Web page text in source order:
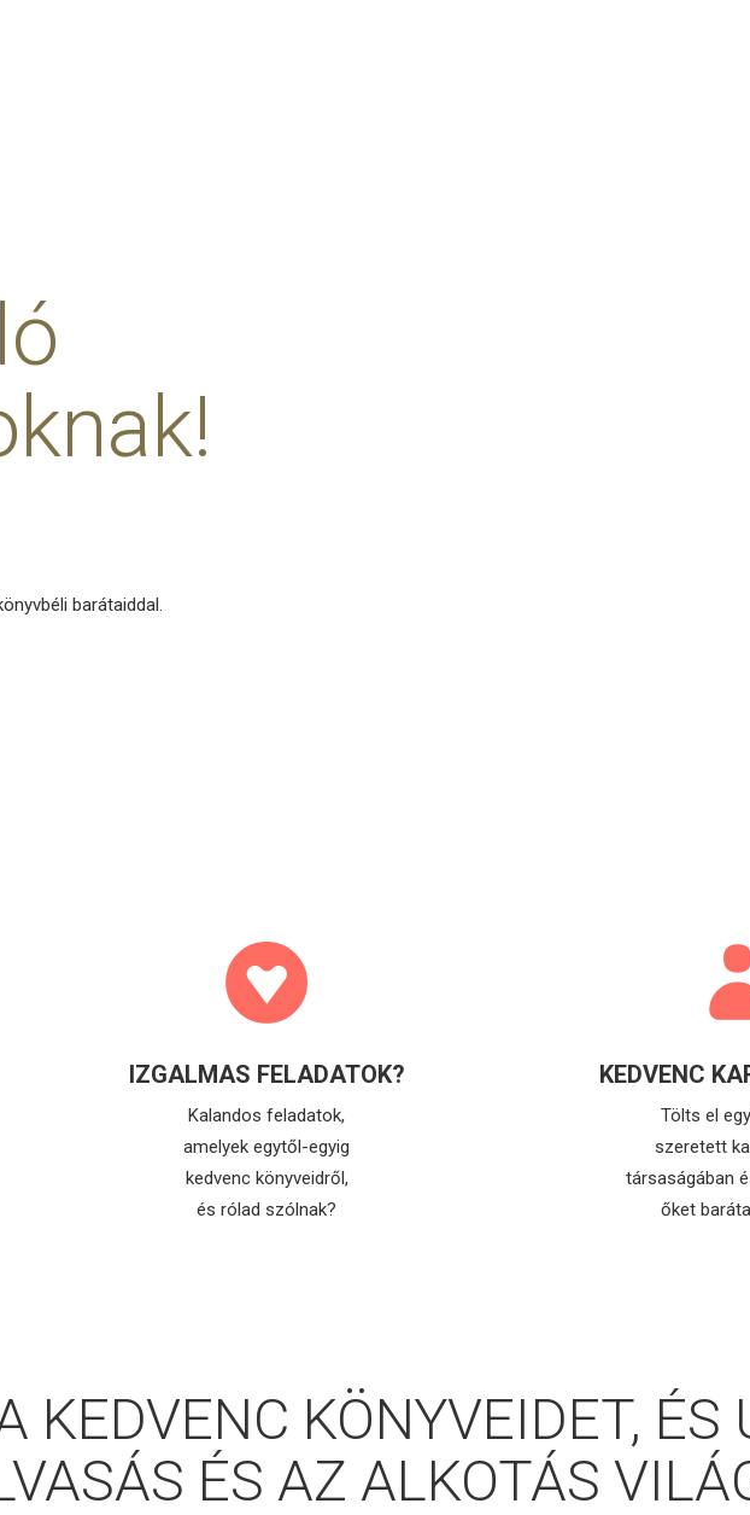
barátaiddal.
IZGALMAS FELADATOK?
Kalandos feladatok,
amelyek egytől-egyig
kedvenc könyveidről,
és rólad szólnak?
KEDVENC
Tölts el
szeretett
társaságában
őket
KEDVENC KÖNYVEIDET, ÉS
ÉS AZ ALKOTÁS